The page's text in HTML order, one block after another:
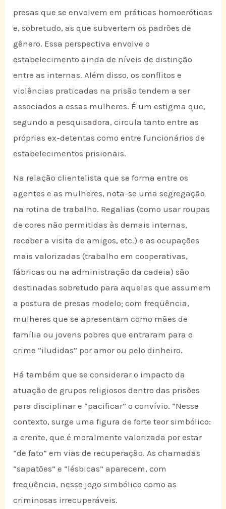
presas que se envolvem em práticas homoeróticas
e, sobretudo, as que subvertem os padrões de
gênero. Essa perspectiva envolve o
estabelecimento ainda de níveis de distinção
entre as internas. Além disso, os conflitos e
violências praticadas na prisão tendem a ser
associados a essas mulheres. É um estigma que,
segundo a pesquisadora, circula tanto entre as
próprias ex-detentas como entre funcionários de
estabelecimentos prisionais.
Na relação clientelista que se forma entre os
agentes e as mulheres, nota-se uma segregação
na rotina de trabalho. Regalias (como usar roupas
de cores não permitidas às demais internas,
receber a visita de amigos, etc.) e as ocupações
mais valorizadas (trabalho em cooperativas,
fábricas ou na administração da cadeia) são
destinadas sobretudo para aquelas que assumem
a postura de presas modelo; com freqüência,
mulheres que se apresentam como mães de
família ou jovens pobres que entraram para o
crime “iludidas” por amor ou pelo dinheiro.
Há também que se considerar o impacto da
atuação de grupos religiosos dentro das prisões
para disciplinar e “pacificar” o convívio. “Nesse
contexto, surge uma figura de forte teor simbólico:
a crente, que é moralmente valorizada por estar
“de fato” em vias de recuperação. As chamadas
“sapatões” e “lésbicas” aparecem, com
freqüência, nesse jogo simbólico como as
criminosas irrecuperáveis.